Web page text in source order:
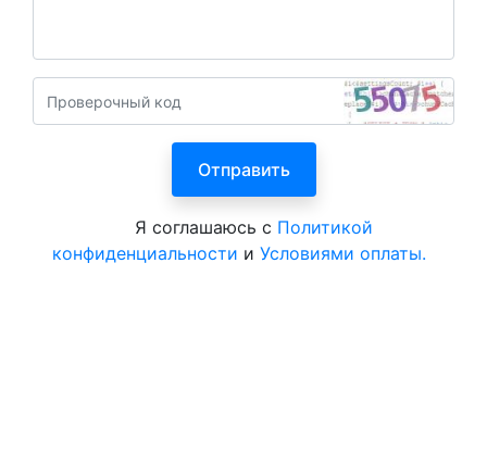
Я соглашаюсь с Политикой
конфиденциальности и Условиями оплаты.